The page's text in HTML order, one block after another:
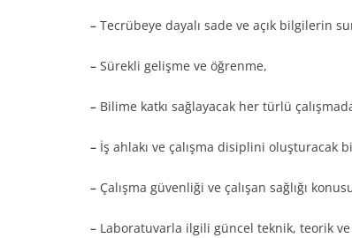
– Tecrübeye dayalı sade ve açık bilgilerin
– Sürekli gelişme ve öğrenme,
– Bilime katkı sağlayacak her türlü
– İş ahlakı ve çalışma disiplini oluşturacak
– Çalışma güvenliği ve çalışan sağlığı
– Laboratuvarla ilgili güncel teknik, teorik